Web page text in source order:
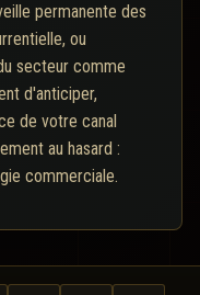
permanente des
ou
secteur comme
d'anticiper,
de votre canal
au hasard :
commerciale.